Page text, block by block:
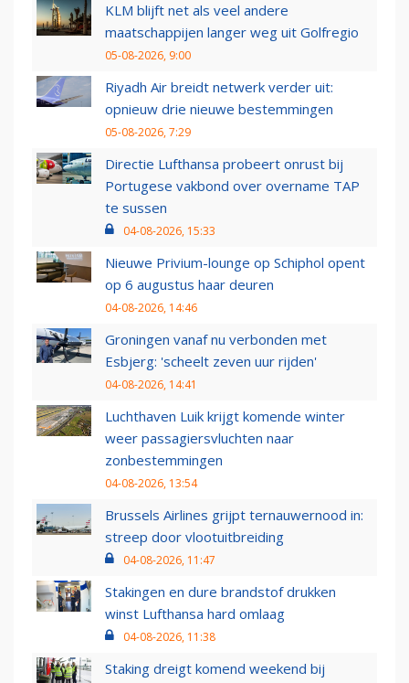
KLM blijft net als veel andere
maatschappijen langer weg uit Golfregio
05-08-2026, 9:00
Riyadh Air breidt netwerk verder uit:
opnieuw drie nieuwe bestemmingen
05-08-2026, 7:29
Directie Lufthansa probeert onrust bij
Portugese vakbond over overname TAP
te sussen
04-08-2026, 15:33
Nieuwe Privium-lounge op Schiphol opent
op 6 augustus haar deuren
04-08-2026, 14:46
Groningen vanaf nu verbonden met
Esbjerg: 'scheelt zeven uur rijden'
04-08-2026, 14:41
Luchthaven Luik krijgt komende winter
weer passagiersvluchten naar
zonbestemmingen
04-08-2026, 13:54
Brussels Airlines grijpt ternauwernood in:
streep door vlootuitbreiding
04-08-2026, 11:47
Stakingen en dure brandstof drukken
winst Lufthansa hard omlaag
04-08-2026, 11:38
Staking dreigt komend weekend bij